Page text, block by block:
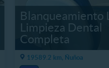
Blanqueamiento
Limpieza Dental
Completa
19589.2 km, Ñuñoa